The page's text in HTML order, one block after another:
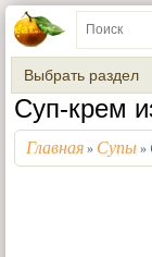
Суп-крем
Главная » Супы »